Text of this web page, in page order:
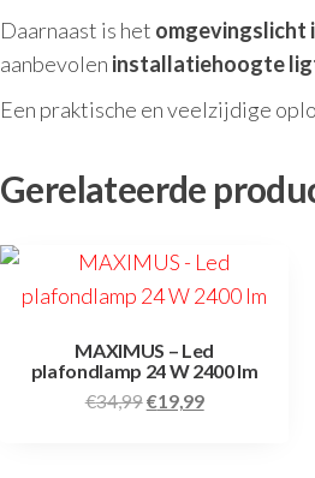
Daarnaast is het omgevingslicht
aanbevolen installatiehoogte
Een praktische en veelzijdige
Gerelateerde
MAXIMUS – Led
plafondlamp 24 W 2400 lm
€34,99Oorspronkelijke
€19,99Huidige